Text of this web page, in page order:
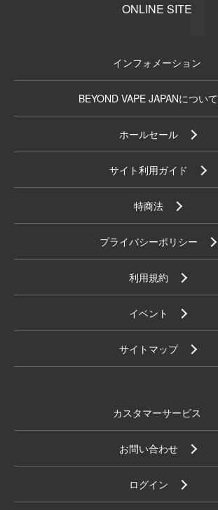
ONLINE SITE
インフォメーション
BEYOND VAPE JAPANについて
ホールセール
サイト利用ガイド
特商法
プライバシーポリシー
利用規約
イベント
サイトマップ
カスタマーサービス
お問い合わせ
ログイン